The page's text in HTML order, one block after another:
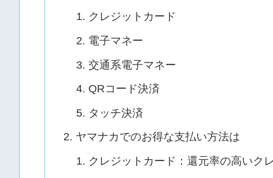
クレジットカード
電子マネー
交通系電子マネー
QRコード決済
タッチ決済
ヤマナカでのお得な支払い方法は
クレジットカード：還元率の高いク